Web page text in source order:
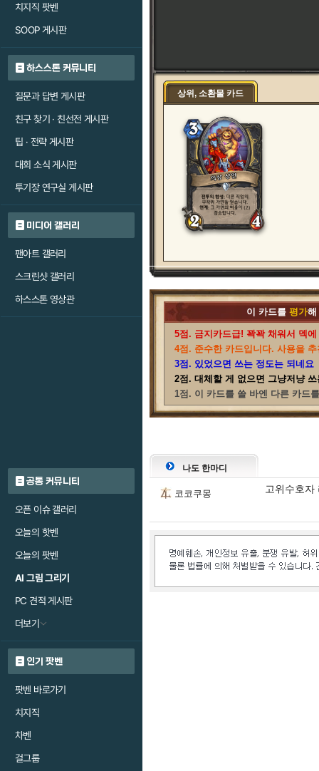
치지직 팟벤
SOOP 게시판
하스스톤 커뮤니티
질문과 답변 게시판
친구 찾기 · 친선전 게시판
팁 · 전략 게시판
대회 소식 게시판
투기장 연구실 게시판
미디어 갤러리
팬아트 갤러리
스크린샷 갤러리
하스스톤 영상관
공통 커뮤니티
오픈 이슈 갤러리
오늘의 핫벤
오늘의 팟벤
AI 그림 그리기
PC 견적 게시판
더보기
인기 팟벤
팟벤 바로가기
치지직
차벤
걸그룹
상위, 소환물 카드
이 카드를 평가해
5점. 금지카드급! 꽉꽉 채워서 덱
4점. 준수한 카드입니다. 사용을 추
3점. 있었으면 쓰는 정도는 되네요
2점. 대체할 게 없으면 그냥저냥
1점. 이 카드를 쓸 바엔 다른 카드
나도 한마디
코코쿠몽 고위수호자